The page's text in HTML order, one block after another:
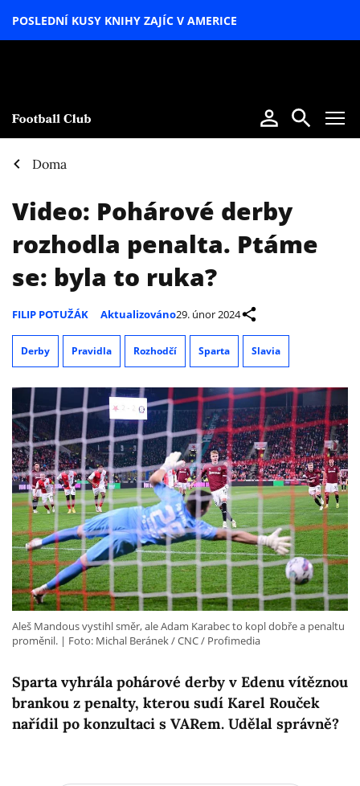
POSLEDNÍ KUSY KNIHY ZAJÍC V AMERICE
Doma
Video: Pohárové derby
rozhodla penalta. Ptáme
se: byla to ruka?
FILIP POTUŽÁK Aktualizováno29. únor 2024
Derby Pravidla Rozhodčí Sparta Slavia
Sparta vyhrála pohárové derby v Edenu vítěznou
brankou z penalty, kterou sudí Karel Rouček
nařídil po konzultaci s VARem. Udělal správně?
Aleš Mandous vystihl směr, ale Adam Karabec to kopl dobře a penaltu
proměnil.
Foto: Michal Beránek / CNC / Profimedia